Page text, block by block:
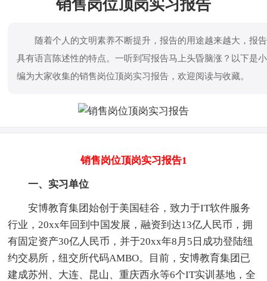
销售岗位顶岗实习报告
随着个人的文明素养不断提升，报告的用途越来越大，报告
具有语言陈述性的特点。一听到写报告马上头昏脑涨？以下是小
编为大家收集的销售岗位顶岗实习报告，欢迎阅读与收藏。
销售岗位顶岗实习报告1
一、实习单位
安博教育集团始创于美国硅谷，致力于IT软件服务
行业，20xx年回到中国发展，融资到达13亿人民币，拥
有固定资产30亿人民币，并于20xx年8月5日成功登陆纽
约交易所，纽交所代码AMBO。目前，安博教育集团已
建成苏州、大连、昆山、重庆西永等6个IT实训基地，全